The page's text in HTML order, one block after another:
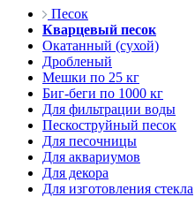
Песок
Кварцевый песок
Окатанный (сухой)
Дробленый
Мешки по 25 кг
Биг-беги по 1000 кг
Для фильтрации воды
Пескоструйный песок
Для песочницы
Для аквариумов
Для декора
Для изготовления стекла